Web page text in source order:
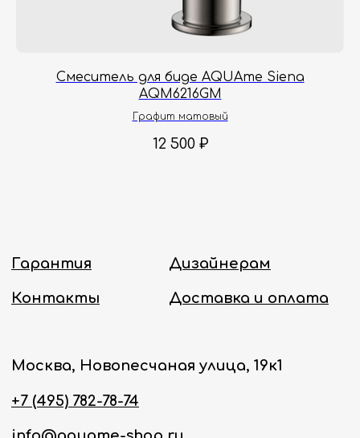
Смеситель для биде AQUAme Siena
AQM6216GM
Графит матовый
12 500 ₽
Принимаем звонки и обрабатываем
Политика конфиденциальности